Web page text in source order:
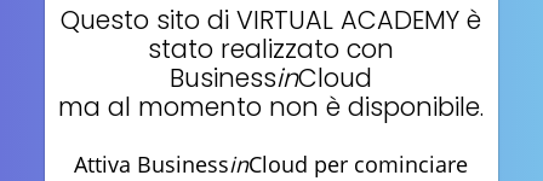
Questo sito diVIRTUAL ACADEMY è
stato realizzato con
BusinessinCloud
ma al momento non è disponibile.
Attiva BusinessinCloud per cominciare